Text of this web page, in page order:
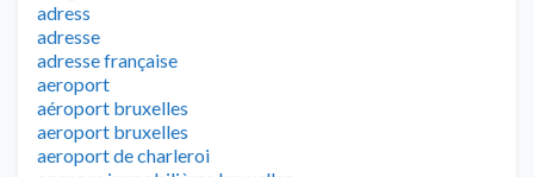
adress
adresse
adresse française
aeroport
aéroport bruxelles
aeroport bruxelles
aeroport de charleroi